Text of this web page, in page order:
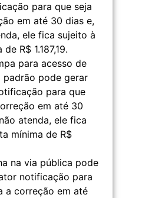
para que seja
em até 30 dias e,
ele fica sujeito à
R$ 1.187,19.
para acesso de
padrão pode gerar
para que
em até 30
atenda, ele fica
mínima de R$
na via pública pode
notificação para
a correção em até